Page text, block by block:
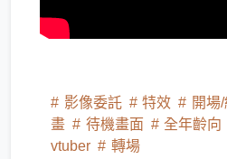
影像委託 特效 開場
畫
待機畫面 全年齡向
vtuber
轉場